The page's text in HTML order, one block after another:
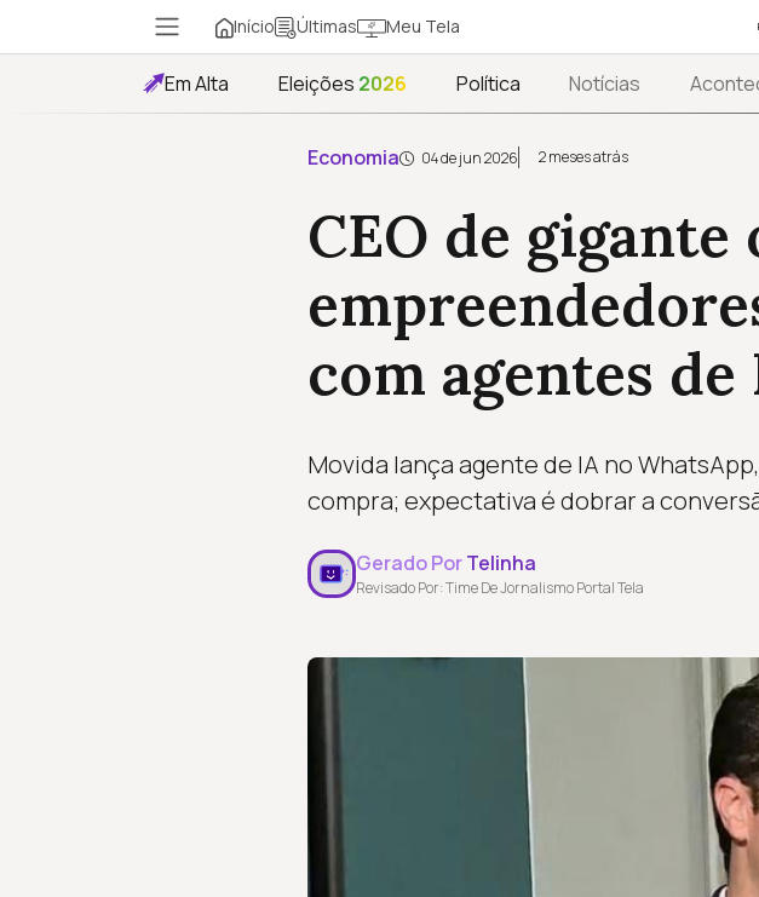
Início Últimas Meu Tela
Em Alta Eleições 2026 Política Notícias
Economia 04 de jun 2026 2 meses atrás
CEO de
com agentes de
Movida lança agente de IA no
compra; expectativa é dobrar a
Gerado PorTelinha
Revisado Por: Time De Jornalismo Portal Tela